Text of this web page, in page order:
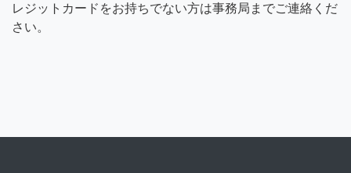
レジットカードをお持ちでない方は事務局までご連絡くだ
さい。